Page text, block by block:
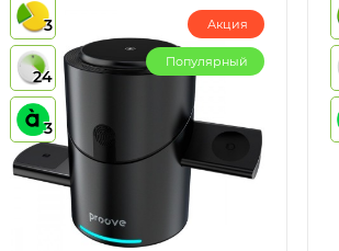
3
24
3
Акция
Популярный